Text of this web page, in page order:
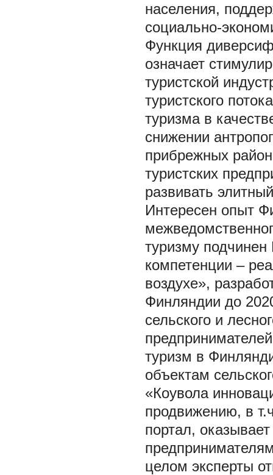
населения,
социально-
Функция
означает
туристской
туристского
туризма в
снижении
прибрежных
туристских
развивать
Интересен опыт
туризму подчинен
компетенции –
воздухе»,
Финляндии до
сельского и
туризм в
объектам
«Коувола
продвижению, в
портал,
целом эксперты